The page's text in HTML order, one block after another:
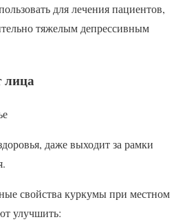
для лечения пациентов,
тяжелым депрессивным
лица
даже выходит за рамки
свойства куркумы при местном
улучшить: